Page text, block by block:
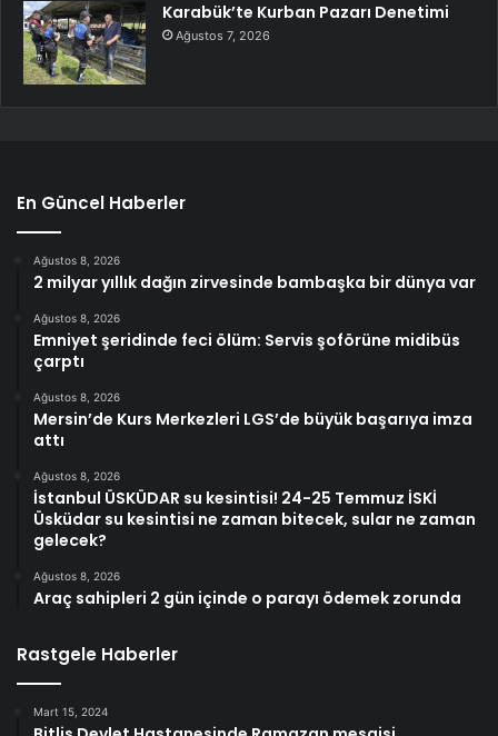
Karabük’te Kurban Pazarı Denetimi
Ağustos 7, 2026
En Güncel Haberler
Ağustos 8, 2026
2 milyar yıllık dağın zirvesinde bambaşka bir dünya var
Ağustos 8, 2026
Emniyet şeridinde feci ölüm: Servis şoförüne midibüs
çarptı
Ağustos 8, 2026
Mersin’de Kurs Merkezleri LGS’de büyük başarıya imza
attı
Ağustos 8, 2026
İstanbul ÜSKÜDAR su kesintisi! 24-25 Temmuz İSKİ
Üsküdar su kesintisi ne zaman bitecek, sular ne zaman
gelecek?
Ağustos 8, 2026
Araç sahipleri 2 gün içinde o parayı ödemek zorunda
Rastgele Haberler
Mart 15, 2024